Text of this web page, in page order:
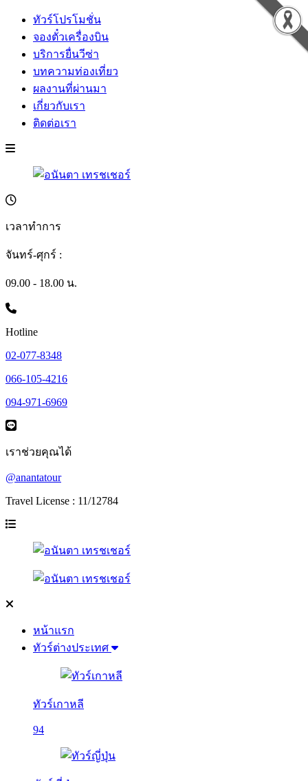
ทัวร์โปรโมชั่น
จองตั๋วเครื่องบิน
บริการยื่นวีซ่า
บทความท่องเที่ยว
ผลงานที่ผ่านมา
เกี่ยวกับเรา
ติดต่อเรา
เวลาทำการ
จันทร์-ศุกร์ :
09.00 - 18.00 น.
Hotline
02-077-8348
066-105-4216
094-971-6969
เราช่วยคุณได้
@anantatour
Travel License : 11/12784
หน้าแรก
ทัวร์ต่างประเทศ
ทัวร์เกาหลี
94